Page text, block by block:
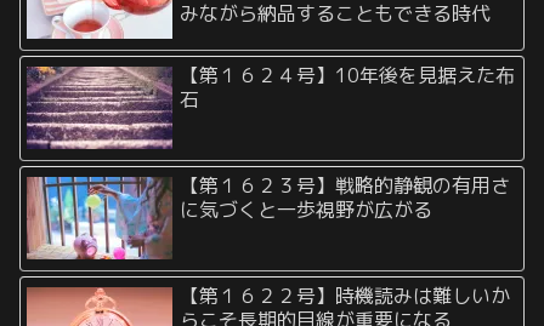
みながら納品することもできる時代
【第１６２４号】10年後を見据えた布
石
【第１６２３号】戦略的静観の有用さ
に気づくと一歩視野が広がる
【第１６２２号】時機読みは難しいか
らこそ長期的目線が重要になる